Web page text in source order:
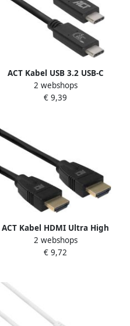
ACT Kabel USB 3.2 USB-C
USB-IF gecertificeerd 1
meter
2 webshops
€ 9,39
ACT Kabel HDMI Ultra High
Speed 2 meter
2 webshops
€ 9,72